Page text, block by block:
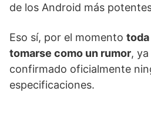
de los Android más
Eso sí, por el momento
tomarse como un rumor,
confirmado oficialmente
especificaciones.